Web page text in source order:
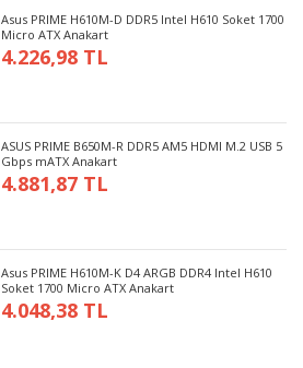
Asus PRIME H610M-D DDR5 Intel H610 Soket 1700
Micro ATX Anakart
4.226,98 TL
ASUS PRIME B650M-R DDR5 AM5 HDMI M.2 USB 5
Gbps mATX Anakart
4.881,87 TL
Asus PRIME H610M-K D4 ARGB DDR4 Intel H610
Soket 1700 Micro ATX Anakart
4.048,38 TL